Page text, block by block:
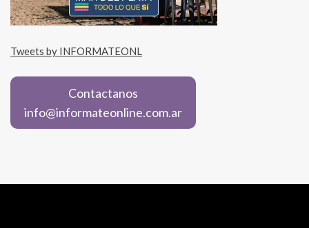
Tweets by INFORMATEONL
Contactanos
info@informateonline.com.ar